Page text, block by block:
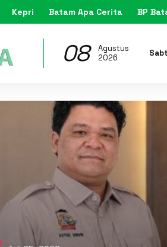
Kepri Batam Apa Cerita BP
08
Agustus
2026